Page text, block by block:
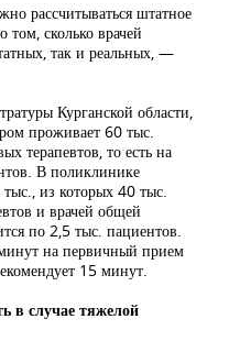
рассчитываться штатное
том, сколько врачей
так и реальных, —
Курганской области,
проживает 60 тыс.
терапевтов, то есть на
В поликлинике
из которых 40 тыс.
и врачей общей
по 2,5 тыс. пациентов.
на первичный прием
15 минут.
в случае тяжелой